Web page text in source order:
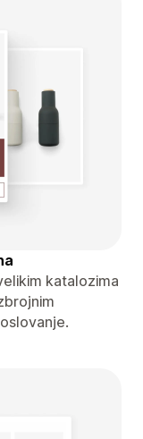
katalozima